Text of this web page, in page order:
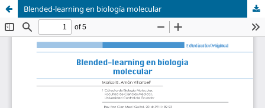
Blended-learning en biología molecular